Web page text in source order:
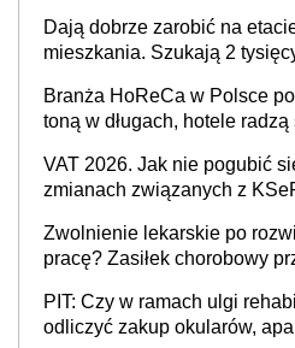
Dają dobrze zarobić na
mieszkania. Szukają 2
Branża HoReCa w Polsce
toną w długach, hotele
VAT 2026. Jak nie pogubić
zmianach związanych z
Zwolnienie lekarskie po
pracę? Zasiłek chorobowy
stosunku pracy
PIT: Czy w ramach ulgi
odliczyć zakup okularów,